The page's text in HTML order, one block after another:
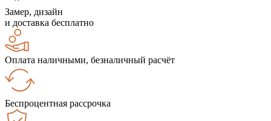
Замер, дизайн
и доставка бесплатно
Оплата наличными, безналичный расчёт
Беспроцентная рассрочка